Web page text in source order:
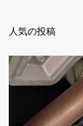
人気の投稿